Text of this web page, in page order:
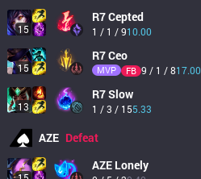
15
R7Cepted
1 / 1 / 910.00
15
R7Ceo
MVP FB 9 / 1 / 817.00
13
R7Slow
1 / 3 / 155.33
AZE Defeat
AZE Lonely